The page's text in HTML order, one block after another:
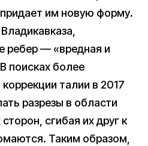
им новую форму.
ребер — «вредная и
поисках более
талии в 2017
разрезы в области
сгибая их друг к
Таким образом,